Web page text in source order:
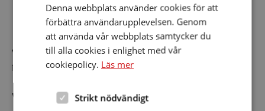
När?
Vi träffas oftast på tisdagar . Våra träffar annonseras i
föreningenskalender
Var?
Denna webbplats använder cookies för att
förbättra användarupplevelsen. Genom
att använda vår webbplats samtycker du
till alla cookies i enlighet med vår
cookiepolicy. Läs mer
Strikt nödvändigt